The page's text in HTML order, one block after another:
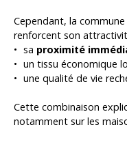
Cependant, la
renforcent son
sa proximité
un tissu économique
une qualité de vie
Cette combinaison
notamment sur les